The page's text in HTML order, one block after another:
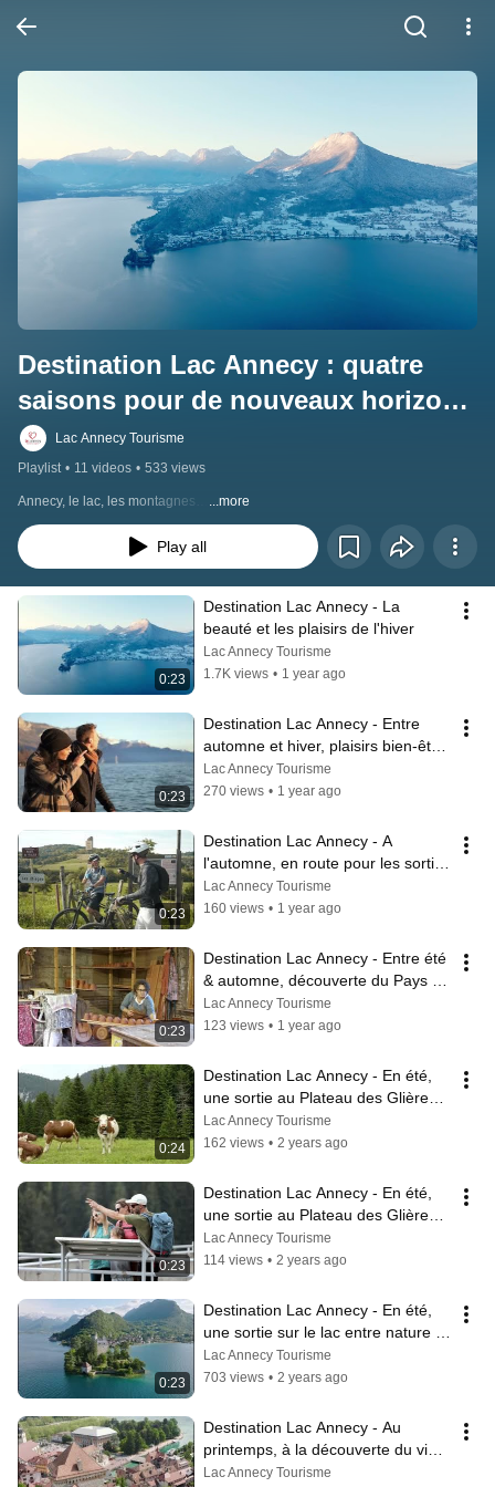
Destination Lac Annecy : quatre
saisons pour de nouveaux horizons
🌱☀️🍂❄
Lac Annecy Tourisme
Playlist • 11 videos • 533 views
Annecy, le lac, les montagnes… ...more
Play all
0:23
Destination Lac Annecy - La
beauté et les plaisirs de l'hiver
Lac Annecy Tourisme
1.7K views • 1 year ago
0:23
Destination Lac Annecy - Entre
automne et hiver, plaisirs bien-être
& gastronomie
Lac Annecy Tourisme
270 views • 1 year ago
0:23
Destination Lac Annecy - A
l'automne, en route pour les sorties
VTT
Lac Annecy Tourisme
160 views • 1 year ago
0:23
Destination Lac Annecy - Entre été
& automne, découverte du Pays
d'Alby
Lac Annecy Tourisme
123 views • 1 year ago
0:24
Destination Lac Annecy - En été,
une sortie au Plateau des Glières
entre nature et randonnée
Lac Annecy Tourisme
162 views • 2 years ago
0:23
Destination Lac Annecy - En été,
une sortie au Plateau des Glières
entre nature et histoire
Lac Annecy Tourisme
114 views • 2 years ago
0:23
Destination Lac Annecy - En été,
une sortie sur le lac entre nature et
patrimoine
Lac Annecy Tourisme
703 views • 2 years ago
Destination Lac Annecy - Au
printemps, à la découverte du vieil
Annecy
Lac Annecy Tourisme